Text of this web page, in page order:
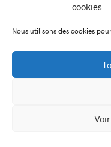
cookies
Nous utilisons des cookies
Newsletter: